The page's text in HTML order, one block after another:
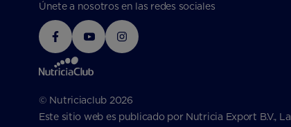
Únete a nosotros en las redes sociales
© Nutriciaclub 2026
Este sitio web es publicado por Nutricia Export B.V.,